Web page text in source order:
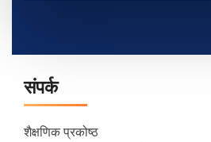
संपर्क
शैक्षणिक प्रकोष्ठ